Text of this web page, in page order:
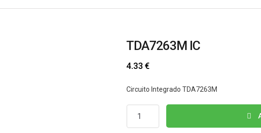
TDA7263M IC
4.33 €
Circuito Integrado TDA7263M